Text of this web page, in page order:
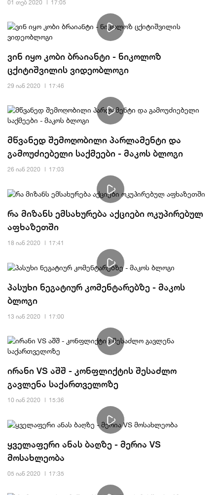
01 თებ 2020 17:05
ვინ იყო კობი ბრაიანტი - ნიკოლოზ
ცქიტიშვილის ვიდეობლოგი
29 იან 2020 17:46
მწვანედ შემოღობილი პარლამენტი და
გამოუძიებელი საქმეები - მაკოს ბლოგი
26 იან 2020 17:03
რა მიზანს ემსახურება აქციები ოკუპირებულ
აფხაზეთში
18 იან 2020 17:41
პასუხი ნეგატიურ კომენტარებზე - მაკოს
ბლოგი
13 იან 2020 17:00
ირანი VS აშშ - კონფლიქტის შესაძლო
გავლენა საქართველოზე
10 იან 2020 15:36
ყველაფერი ანას ბაღზე - მერია VS
მოსახლეობა
05 იან 2020 17:35